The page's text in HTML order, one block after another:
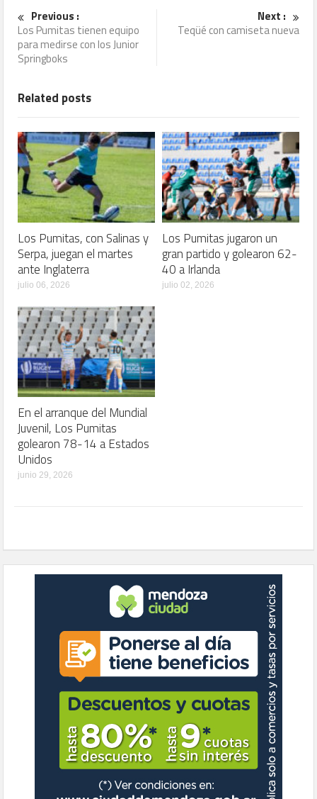
Previous :
Los Pumitas tienen equipo
para medirse con los Junior
Springboks
Next :
Teqüé con camiseta nueva
Related posts
Los Pumitas, con Salinas y
Serpa, juegan el martes
ante Inglaterra
julio 06, 2026
Los Pumitas jugaron un
gran partido y golearon 62-
40 a Irlanda
julio 02, 2026
En el arranque del Mundial
Juvenil, Los Pumitas
golearon 78-14 a Estados
Unidos
junio 29, 2026